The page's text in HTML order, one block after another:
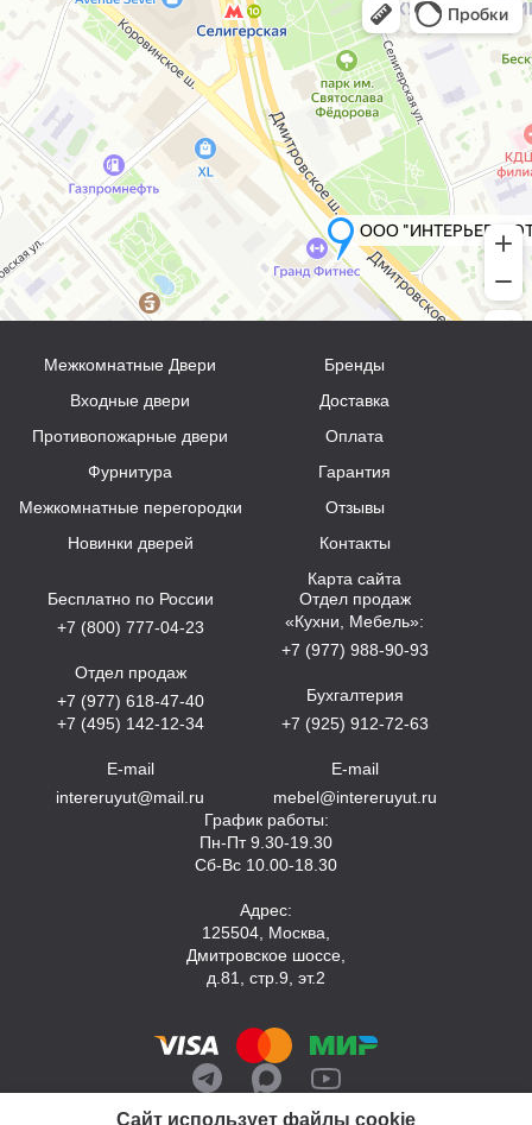
Сайт использует файлы cookie
Межкомнатные Двери
Входные двери
Противопожарные двери
Фурнитура
Межкомнатные перегородки
Новинки дверей
Бренды
Доставка
Оплата
Гарантия
Отзывы
Контакты
Карта сайта
Бесплатно по России
+7 (800) 777-04-23
Отдел продаж
+7 (977) 618-47-40
+7 (495) 142-12-34
E-mail
intereruyut@mail.ru
Отдел продаж
«Кухни, Мебель»:
+7 (977) 988-90-93
Бухгалтерия
+7 (925) 912-72-63
E-mail
mebel@intereruyut.ru
График работы:
Пн-Пт 9.30-19.30
Сб-Вс 10.00-18.30
Адрес:
125504, Москва,
Дмитровское шоссе,
д.81, стр.9, эт.2